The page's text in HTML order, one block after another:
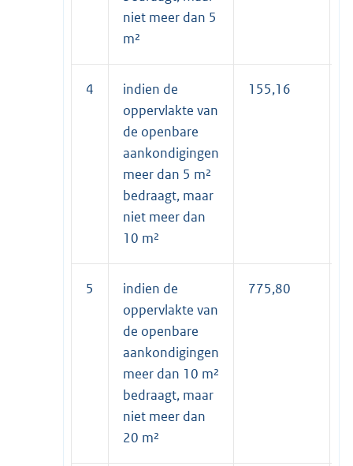
niet meer dan 5
m²
4
indien de
oppervlakte van
de openbare
aankondigingen
meer dan 5 m²
bedraagt, maar
niet meer dan
10 m²
155,16
5
indien de
oppervlakte van
de openbare
aankondigingen
meer dan 10 m²
bedraagt, maar
niet meer dan
20 m²
775,80